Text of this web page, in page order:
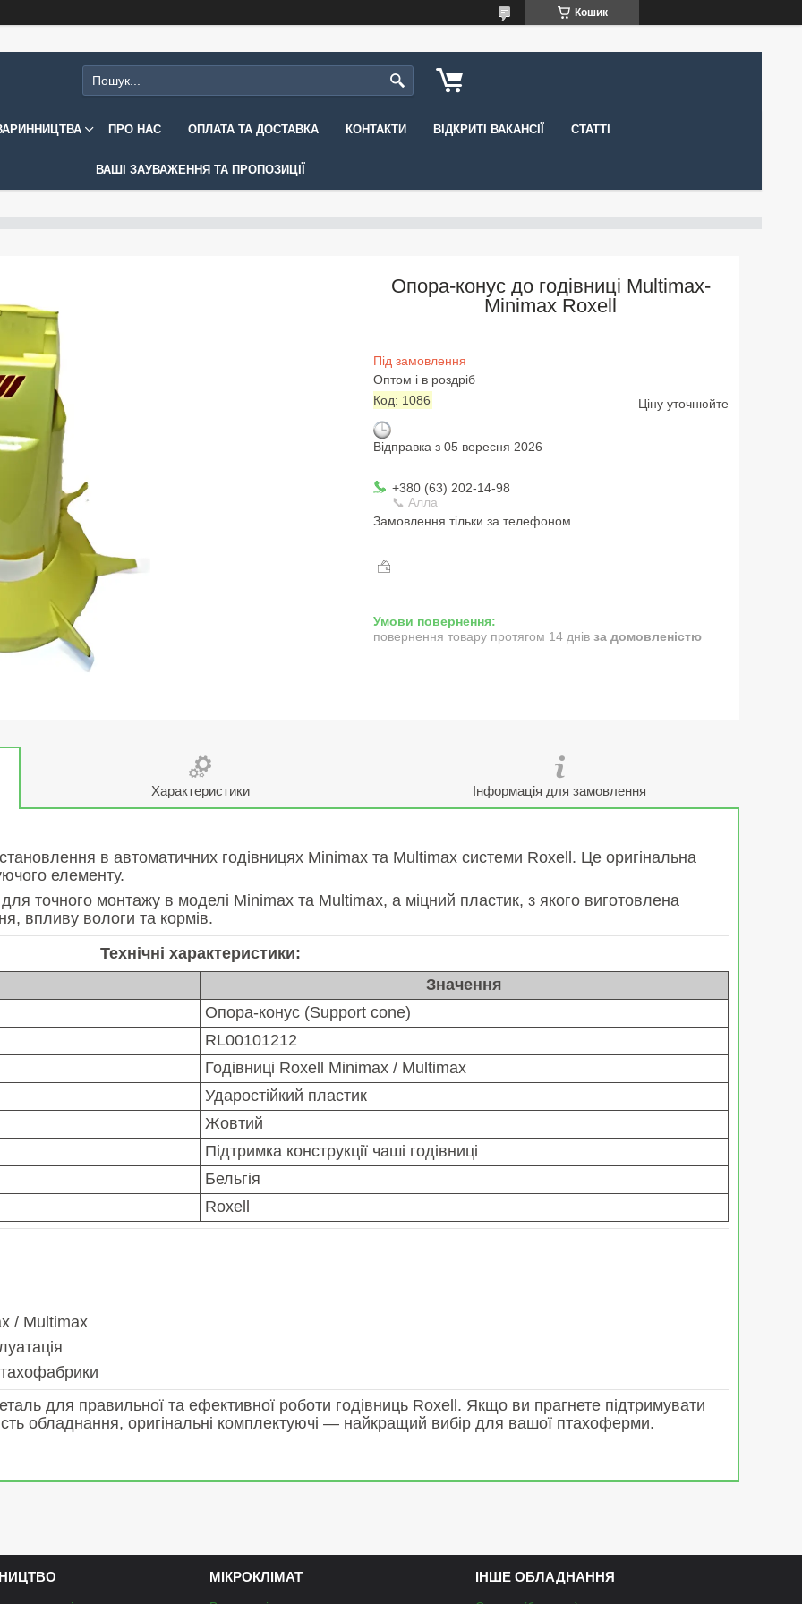
Кошик
ПРО НАС ОПЛАТА ТА ДОСТАВКА КОНТАКТИ ВІДКРИТІ ВАКАНСІЇ СТАТТІ
ВАШІ ЗАУВАЖЕННЯ ТА ПРОПОЗИЦІЇ
Опора-конус до годівниці Multimax-
Minimax Roxell
Під замовлення
Оптом і в роздріб
Код: 1086
Відправка з 05 вересня 2026
Ціну уточнюйте
+380 (63) 202-14-98
📞 Алла
Замовлення тільки за телефоном
повернення товару протягом 14 днів за домовленістю
Характеристики Інформація для замовлення
в автоматичних годівницях Minimax та Multimax системи Roxell. Це оригінальна
елементу.
точного монтажу в моделі Minimax та Multimax, а міцний пластик, з якого виготовлена
впливу вологи та кормів.
Технічні характеристики:
Значення
Опора-конус (Support cone)
RL00101212
Годівниці Roxell Minimax / Multimax
Ударостійкий пластик
Жовтий
Підтримка конструкції чаші годівниці
Бельгія
Roxell
/ Multimax
для правильної та ефективної роботи годівниць Roxell. Якщо ви прагнете підтримувати
обладнання, оригінальні комплектуючі — найкращий вибір для вашої птахоферми.
МІКРОКЛІМАТ ІНШЕ ОБЛАДНАННЯ